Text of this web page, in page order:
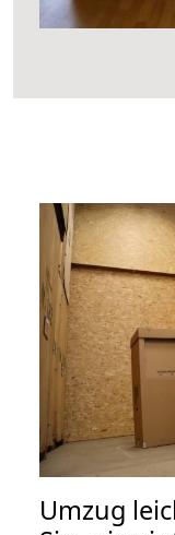
Umzug